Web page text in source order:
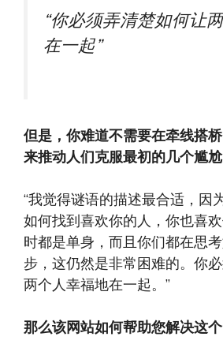
“你必须弄清楚如何让
在一起”
但是，你难道不需要在牵线搭
来推动人们克服最初的几个尴
“我觉得谜语的描述最合适，因
如何找到喜欢你的人，你也喜
时都是单身，而且你们都在思
步，这仍然是非常困难的。你
两个人幸福地在一起。”
那么该网站如何帮助您解决这